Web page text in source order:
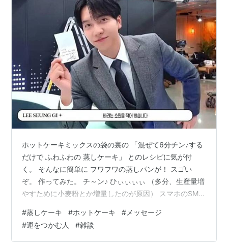
ホットケーキミックスの袋の裏の 「混ぜて6分チン♪する
だけで ふわふわの 蒸しケーキ」 とのレシピに気が付
く。 そんなに簡単に フワフワの蒸しパンが！ スゴい
ぞ。 作ってみた。 チ～ン♪ ひぃぃぃぃ （多分、生産量増
やすために小麦粉とか増量したのが原因） スマホのSMS
うまく届かない。 というトラブル発生で 通販の決算 が
できません。 ６月失効ポイントを使いたいんだよね！ 使
えなかったらどうしてくれよう。 受信設定ミスなんかと
#蒸しケーキ #ホットケーキ # メッセージ
#運をつかむ人 #雑談